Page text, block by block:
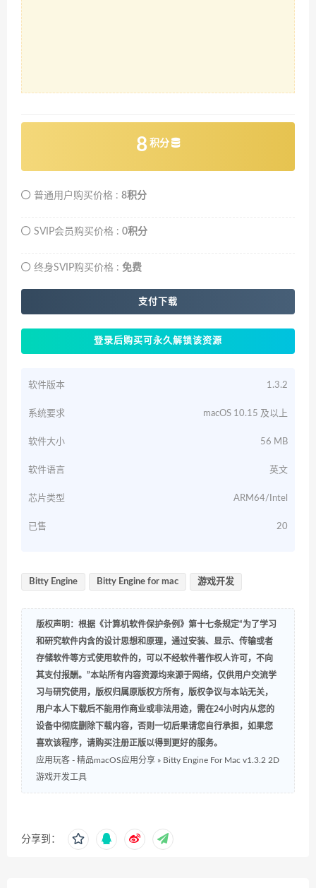
8 积分
普通用户购买价格 : 8积分
SVIP会员购买价格 : 0积分
终身SVIP购买价格 : 免费
支付下载
登录后购买可永久解锁该资源
软件版本 1.3.2
系统要求 macOS 10.15 及以上
软件大小 56 MB
软件语言 英文
芯片类型 ARM64/Intel
已售 20
Bitty Engine Bitty Engine for mac 游戏开发
版权声明：根据《计算机软件保护条例》第十七条规定“为了学习
和研究软件内含的设计思想和原理，通过安装、显示、传输或者
存储软件等方式使用软件的，可以不经软件著作权人许可，不向
其支付报酬。”本站所有内容资源均来源于网络，仅供用户交流学
习与研究使用，版权归属原版权方所有，版权争议与本站无关，
用户本人下载后不能用作商业或非法用途，需在24小时内从您的
设备中彻底删除下载内容，否则一切后果请您自行承担，如果您
喜欢该程序，请购买注册正版以得到更好的服务。
应用玩客 - 精品macOS应用分享 » Bitty Engine For Mac v1.3.2 2D
游戏开发工具
分享到：